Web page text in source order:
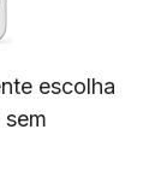
escolha